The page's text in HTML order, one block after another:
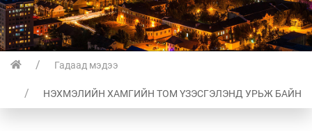
Гадаад мэдээ
НЭХМЭЛИЙН ХАМГИЙН ТОМ ҮЗЭСГЭЛЭНД УРЬЖ БАЙНА